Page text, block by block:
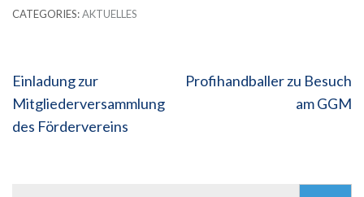
CATEGORIES:AKTUELLES
Beitragsnavigation
Einladung zur
Mitgliederversammlung
des Fördervereins
Profihandballer zu Besuch
am GGM